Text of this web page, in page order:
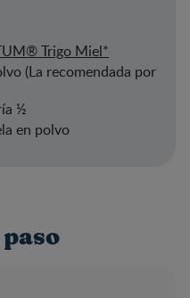
Trigo Miel*
(La recomendada por
½
en polvo
paso